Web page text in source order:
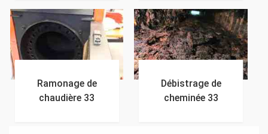
Ramonage de
chaudière 33
Débistrage de
cheminée 33